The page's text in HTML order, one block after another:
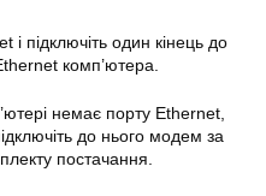
і підключіть один кінець до
комп’ютера.
немає порту Ethernet,
до нього модем за
постачання.